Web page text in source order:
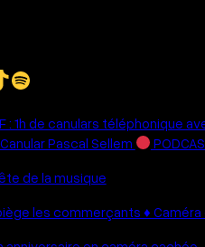
Spotify
: 1h de canulars téléphonique
Canular Pascal Sellem
de la musique
les commerçants ♦︎